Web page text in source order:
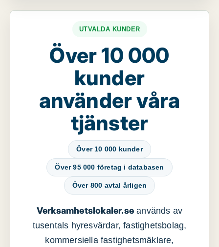
UTVALDA KUNDER
Över 10 000
kunder
använder våra
tjänster
Över 10 000 kunder
Över 95 000 företag i databasen
Över 800 avtal årligen
Verksamhetslokaler.se används av
tusentals hyresvärdar, fastighetsbolag,
kommersiella fastighetsmäklare,